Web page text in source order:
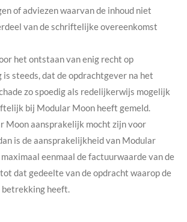
of adviezen waarvan de inhoud niet
van de schriftelijke overeenkomst
het ontstaan van enig recht op
is steeds, dat de opdrachtgever na het
zo spoedig als redelijkerwijs mogelijk
bij Modular Moon heeft gemeld.
Moon aansprakelijk mocht zijn voor
is de aansprakelijkheid van Modular
eenmaal de factuurwaarde van de
dat gedeelte van de opdracht waarop de
heeft.